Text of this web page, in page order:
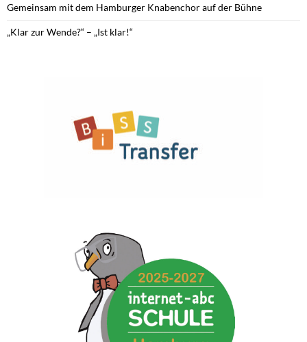
Gemeinsam mit dem Hamburger Knabenchor auf der Bühne
„Klar zur Wende?“ – „Ist klar!“